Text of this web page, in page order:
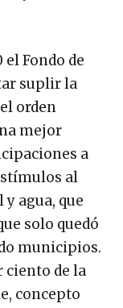
Fondo de
suplir la
orden
mejor
a
al
agua, que
solo quedó
municipios.
ciento de la
concepto